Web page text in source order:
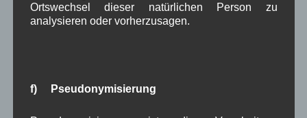
August 2025(2)
Juli 2025(9)
Februar 2025(9)
Ortswechsel dieser natürlichen Person zu
analysieren oder vorherzusagen.
f) Pseudonymisierung